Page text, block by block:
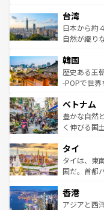
情報は
人々、おい
ク、伝統的
っている。
はコンテンツ
リアリーフ
ク）、タス
ど、見どこ
いる。アク
ビング、ハ
い。オース
参照してほし
台湾
日本から約
自然が織り
ン）、静ひ
と山間の静
驚きをもた
容にもいい
照してほし
韓国
歴史ある王
-POPで世界
き、地方に
できる。そ
まで、さま
リティに包
覧を参照し
ベトナム
豊かな自然
く伸びる国
急速な発展
ーチミン市
醸し出して
とつ。フォ
ひ現地で味
タイ
タイは、東
国だ。首都
の活気が交
帯で自然と
香港
アジアと西